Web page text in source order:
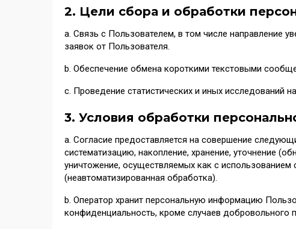
2. Цели сбора и обработки
а. Связь с Пользователем, в том числе направление
заявок от Пользователя.
b. Обеспечение обмена короткими текстовыми
c. Проведение статистических и иных исследований
3. Условия обработки
а. Согласие предоставляется на совершение
систематизацию, накопление, хранение, уточнение
уничтожение, осуществляемых как с использованием
(неавтоматизированная обработка).
b. Оператор хранит персональную информацию
конфиденциальность, кроме случаев добровольного